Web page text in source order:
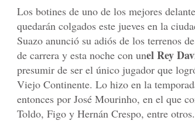
Los botines de uno de los mejores
quedarán colgados este jueves en la
Suazo anunció su adiós de los terrenos
de carrera y esta noche con unel Rey
presumir de ser el único jugador que
Viejo Continente. Lo hizo en la
entonces por José Mourinho, en el que
Toldo, Figo y Hernán Crespo, entre otros.